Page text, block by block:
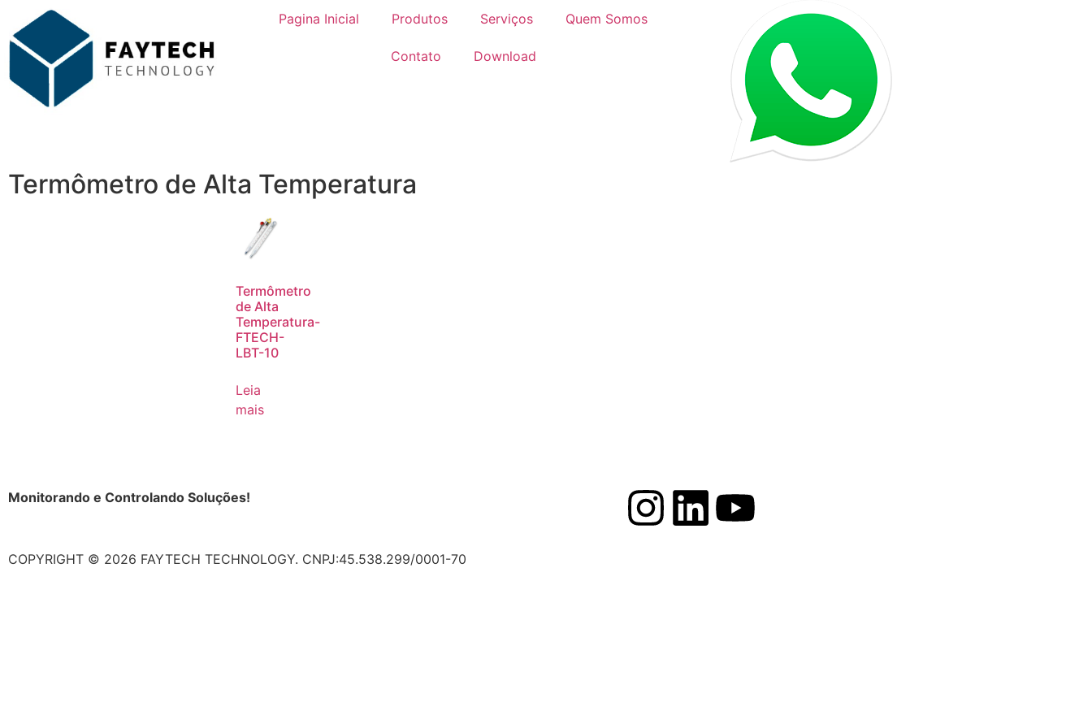
Pagina Inicial Produtos Serviços Quem Somos
Contato Download
Termômetro de Alta Temperatura
Termômetro
de Alta
Temperatura-
FTECH-
LBT-10
Leia
mais
Monitorando e Controlando Soluções!
COPYRIGHT © 2026 FAYTECH TECHNOLOGY. CNPJ:45.538.299/0001-70